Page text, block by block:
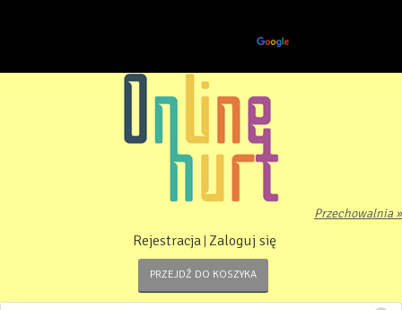
Przechowalnia »
Rejestracja Zaloguj się
PRZEJDŹ DO KOSZYKA